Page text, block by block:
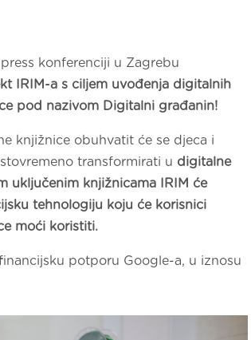
press konferenciji u Zagrebu
IRIM-a s ciljem uvođenja digitalnih
pod nazivom Digitalni građanin!
knjižnice obuhvatit će se djeca i
transformirati u digitalne
uključenim knjižnicama IRIM će
tehnologiju koju će korisnici
moći koristiti.
potporu Google-a, u iznosu